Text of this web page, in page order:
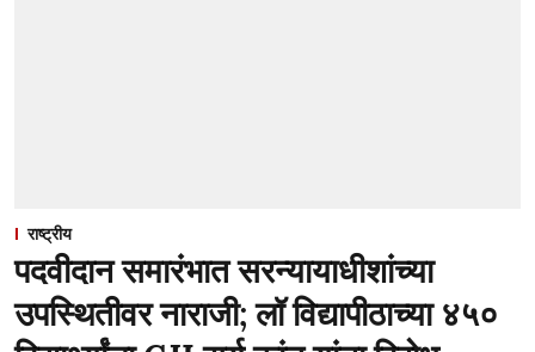
राष्ट्रीय
पदवीदान समारंभात सरन्यायाधीशांच्या
उपस्थितीवर नाराजी; लॉ विद्यापीठाच्या ४५०